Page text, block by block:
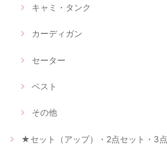
キャミ・タンク
カーディガン
セーター
ベスト
その他
★セット（アップ）・2点セット・3